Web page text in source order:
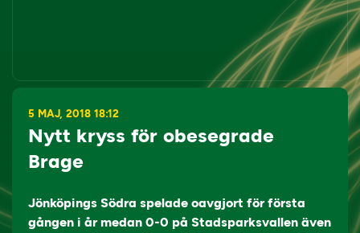
5 MAJ, 2018 18:12
Nytt kryss för obesegrade
Brage
Jönköpings Södra spelade oavgjort för första
gången i år medan 0-0 på Stadsparksvallen även